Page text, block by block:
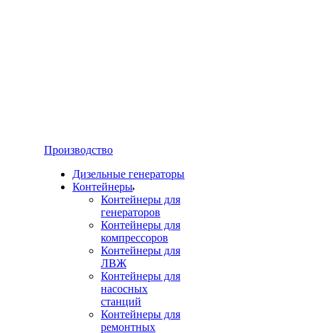
Производство
Дизельные генераторы
Контейнеры
Контейнеры для
генераторов
Контейнеры для
компрессоров
Контейнеры для
ЛВЖ
Контейнеры для
насосных
станций
Контейнеры для
ремонтных